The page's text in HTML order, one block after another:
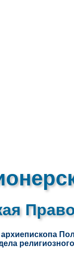
архиепископа